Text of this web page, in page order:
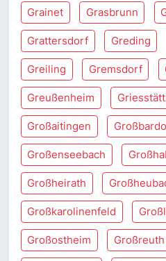
Grainet Grasbrunn
Grattersdorf Greding
Greiling Gremsdorf
Greußenheim Griesstätt
Großaitingen
Großenseebach
Großheirath
Großkarolinenfeld
Großostheim